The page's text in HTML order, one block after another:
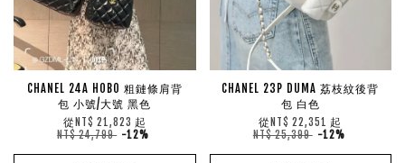
CHANEL 24A HOBO 粗鏈條肩背
包 小號/大號 黑色
從 NT$ 21,823 起
NT$ 24,799 -12%
CHANEL 23P DUMA 荔枝紋後背
包 白色
從 NT$ 22,351 起
NT$ 25,399 -12%